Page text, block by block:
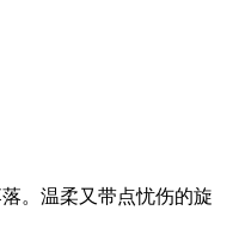
。温柔又带点忧伤的旋